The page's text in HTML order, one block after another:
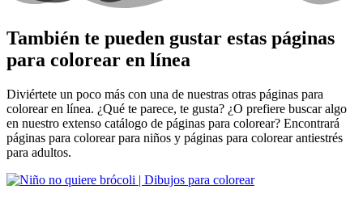
También te pueden gustar estas páginas
para colorear en línea
Diviértete un poco más con una de nuestras otras páginas para
colorear en línea. ¿Qué te parece, te gusta? ¿O prefiere buscar algo
en nuestro extenso catálogo de páginas para colorear? Encontrará
páginas para colorear para niños y páginas para colorear antiestrés
para adultos.